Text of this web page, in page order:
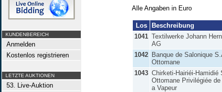
KUNDENBEREICH
Anmelden
Kostenlos registrieren
LETZTE AUKTIONEN
53. Live-Auktion
Alle Angaben in Euro
Los
Beschreibung
1041 Textilwerke Johann
AG
1042 Banque de Salonique
Ottomane
1043 Chirketi-Hairiéi-Hamidié
Ottomane Privilégiée
a Vapeur